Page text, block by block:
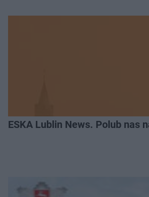
ESKA Lublin News. Polub nas